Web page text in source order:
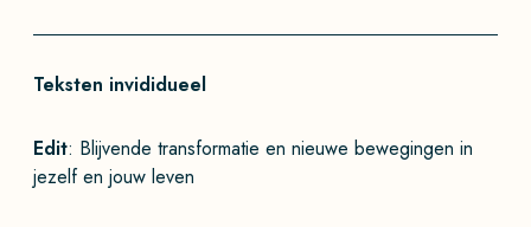
Teksten invididueel
Edit: Blijvende transformatie en nieuwe bewegingen in
jezelf en jouw leven